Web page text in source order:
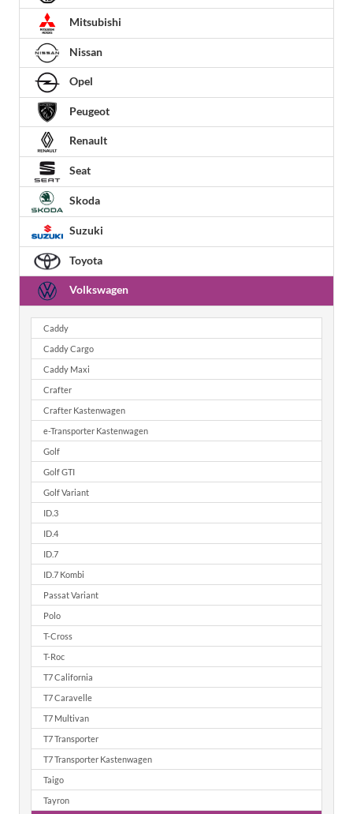
Mitsubishi
Nissan
Opel
Peugeot
Renault
Seat
Skoda
Suzuki
Toyota
Volkswagen
Caddy
Caddy Cargo
Caddy Maxi
Crafter
Crafter Kastenwagen
e-Transporter Kastenwagen
Golf
Golf GTI
Golf Variant
ID.3
ID.4
ID.7
ID.7 Kombi
Passat Variant
Polo
T-Cross
T-Roc
T7 California
T7 Caravelle
T7 Multivan
T7 Transporter
T7 Transporter Kastenwagen
Taigo
Tayron